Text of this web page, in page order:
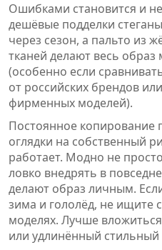
Ошибками становится и
дешёвые подделки
через сезон, а пальто из
тканей делают весь
(особенно если
от российских брендов
фирменных моделей).
Постоянное
оглядки на собственный
работает. Модно не
ловко внедрять в
делают образ личным.
зима и гололёд, не ищите
моделях. Лучше
или удлинённый стильный